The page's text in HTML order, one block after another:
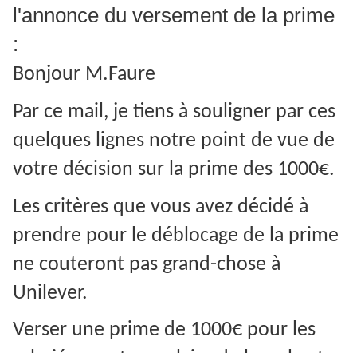
l'annonce du versement de la prime
:
Bonjour M.Faure
Par ce mail, je tiens à souligner par ces
quelques lignes notre point de vue de
votre décision sur la prime des 1000€.
Les critères que vous avez décidé à
prendre pour le déblocage de la prime
ne couteront pas grand-chose à
Unilever.
Verser une prime de 1000€ pour les